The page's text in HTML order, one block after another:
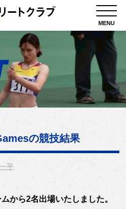
MENU
の競技結果
平
から2名出場いたしました。